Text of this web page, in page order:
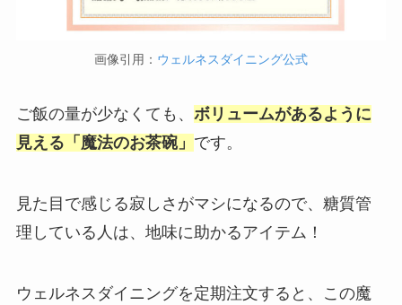
画像引用： ウェルネスダイニング公式
ご飯の量が少なくても、 ボリュームがあるように
見える「魔法のお茶碗」 です。
見た目で感じる寂しさがマシになるので、糖質管
理している人は、地味に助かるアイテム！
ウェルネスダイニングを定期注文すると、この魔